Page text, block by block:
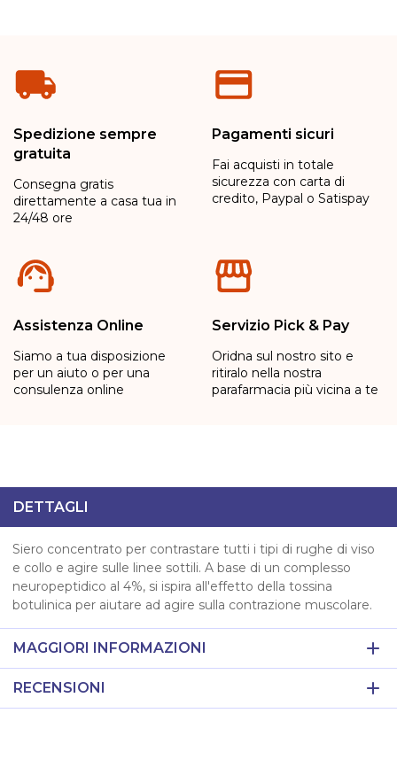
Spedizione sempre
gratuita
Consegna gratis
direttamente a casa tua in
24/48 ore
Pagamenti sicuri
Fai acquisti in totale
sicurezza con carta di
credito, Paypal o Satispay
Assistenza Online
Siamo a tua disposizione
per un aiuto o per una
consulenza online
Servizio Pick & Pay
Oridna sul nostro sito e
ritiralo nella nostra
parafarmacia più vicina a te
DETTAGLI
Siero concentrato per contrastare tutti i tipi di rughe di viso
e collo e agire sulle linee sottili. A base di un complesso
neuropeptidico al 4%, si ispira all'effetto della tossina
botulinica per aiutare ad agire sulla contrazione muscolare.
MAGGIORI INFORMAZIONI
RECENSIONI